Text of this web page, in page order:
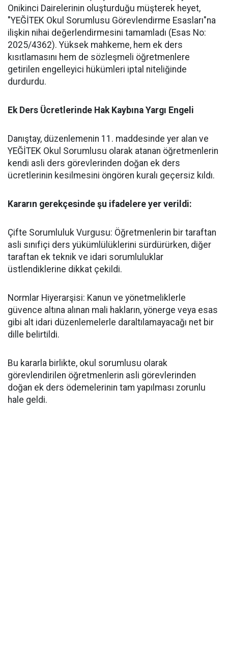
Onikinci Dairelerinin oluşturduğu müşterek heyet,
"YEĞİTEK Okul Sorumlusu Görevlendirme Esasları"na
ilişkin nihai değerlendirmesini tamamladı (Esas No:
2025/4362). Yüksek mahkeme, hem ek ders
kısıtlamasını hem de sözleşmeli öğretmenlere
getirilen engelleyici hükümleri iptal niteliğinde
durdurdu.
​Ek Ders Ücretlerinde Hak Kaybına Yargı Engeli
​Danıştay, düzenlemenin 11. maddesinde yer alan ve
YEĞİTEK Okul Sorumlusu olarak atanan öğretmenlerin
kendi asli ders görevlerinden doğan ek ders
ücretlerinin kesilmesini öngören kuralı geçersiz kıldı.
​Kararın gerekçesinde şu ifadelere yer verildi:
​Çifte Sorumluluk Vurgusu: Öğretmenlerin bir taraftan
asli sınıfiçi ders yükümlülüklerini sürdürürken, diğer
taraftan ek teknik ve idari sorumluluklar
üstlendiklerine dikkat çekildi.
​Normlar Hiyerarşisi: Kanun ve yönetmeliklerle
güvence altına alınan mali hakların, yönerge veya esas
gibi alt idari düzenlemelerle daraltılamayacağı net bir
dille belirtildi.
​Bu kararla birlikte, okul sorumlusu olarak
görevlendirilen öğretmenlerin asli görevlerinden
doğan ek ders ödemelerinin tam yapılması zorunlu
hale geldi.